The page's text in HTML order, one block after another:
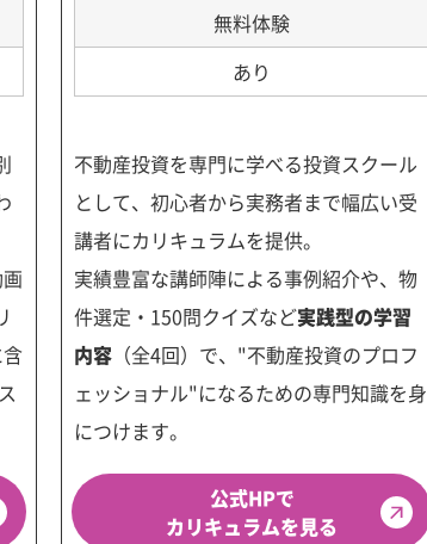
無料体験
あり
不動産投資を専門に学べる投資スクール
として、初心者から実務者まで幅広い受
講者にカリキュラムを提供。
実績豊富な講師陣による事例紹介や、物
件選定・150問クイズなど実践型の学習
内容 （全4回）で、"不動産投資のプロフ
ェッショナル"になるための専門知識を身
につけます。
公式HPで
カリキュラムを見る